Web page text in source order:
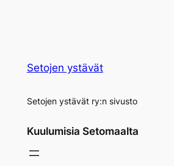
Setojen ystävät
Setojen ystävät ry:n sivusto
Kuulumisia Setomaalta